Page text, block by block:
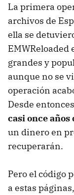
La primera
archivos de
ella se
EMWReloaded
grandes y
aunque no se
operación
Desde
casi once años
un dinero en
recuperarán.
Pero el código
a estas